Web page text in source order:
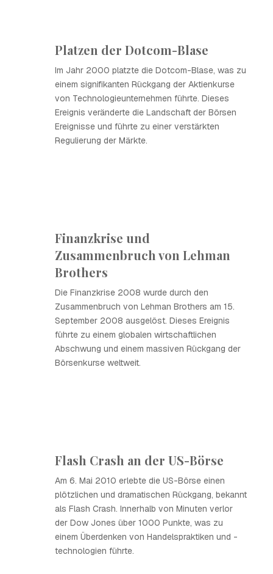
Platzen der Dotcom-Blase
Im Jahr 2000 platzte die Dotcom-Blase, was zu
einem signifikanten Rückgang der Aktienkurse
von Technologieunternehmen führte. Dieses
Ereignis veränderte die Landschaft der Börsen
Ereignisse und führte zu einer verstärkten
Regulierung der Märkte.
Finanzkrise und
Zusammenbruch von Lehman
Brothers
Die Finanzkrise 2008 wurde durch den
Zusammenbruch von Lehman Brothers am 15.
September 2008 ausgelöst. Dieses Ereignis
führte zu einem globalen wirtschaftlichen
Abschwung und einem massiven Rückgang der
Börsenkurse weltweit.
Flash Crash an der US-Börse
Am 6. Mai 2010 erlebte die US-Börse einen
plötzlichen und dramatischen Rückgang, bekannt
als Flash Crash. Innerhalb von Minuten verlor
der Dow Jones über 1000 Punkte, was zu
einem Überdenken von Handelspraktiken und -
technologien führte.